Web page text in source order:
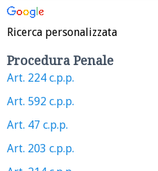
Ricerca personalizzata
Procedura Penale
Art. 224 c.p.p.
Art. 592 c.p.p.
Art. 47 c.p.p.
Art. 203 c.p.p.